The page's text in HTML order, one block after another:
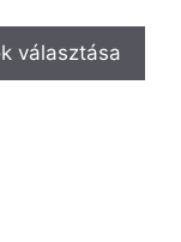
választása